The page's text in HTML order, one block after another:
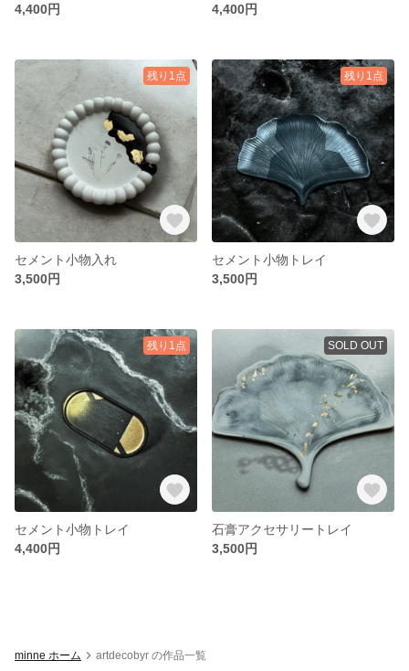
4,400円
4,400円
残り1点
セメント小物入れ
3,500円
残り1点
セメント小物トレイ
3,500円
残り1点
セメント小物トレイ
4,400円
SOLD OUT
石膏アクセサリートレイ
3,500円
minne ホーム artdecobyr の作品一覧